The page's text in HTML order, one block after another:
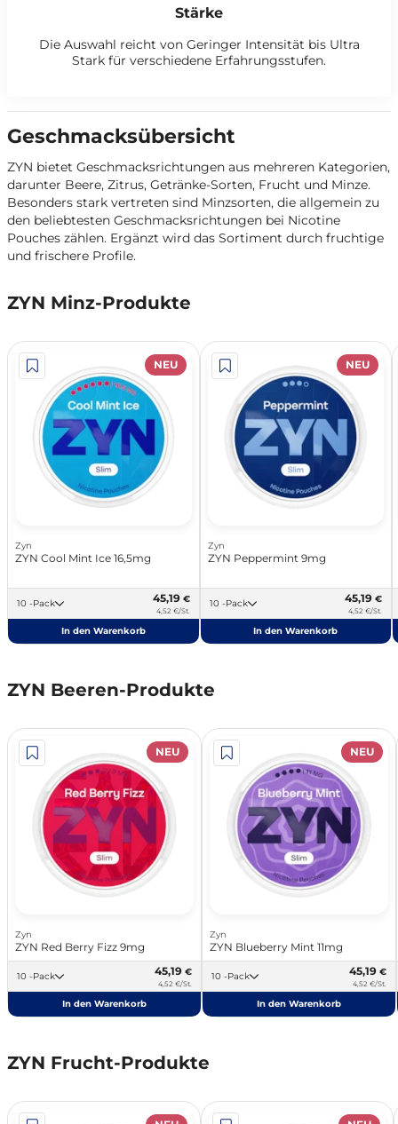
Stärke
Die Auswahl reicht von Geringer Intensität bis Ultra
Stark für verschiedene Erfahrungsstufen.
Geschmacksübersicht
ZYN bietet Geschmacksrichtungen aus mehreren Kategorien,
darunter Beere, Zitrus, Getränke-Sorten, Frucht und Minze.
Besonders stark vertreten sind Minzsorten, die allgemein zu
den beliebtesten Geschmacksrichtungen bei Nicotine
Pouches zählen. Ergänzt wird das Sortiment durch fruchtige
und frischere Profile.
ZYN Minz-Produkte
NEU
Zyn
ZYN Cool Mint Ice 16,5mg
10 -Pack 45,19 €
4,52 €/St.
In den Warenkorb
NEU
Zyn
ZYN Peppermint 9mg
10 -Pack 45,19 €
4,52 €/St.
In den Warenkorb
ZYN Beeren-Produkte
NEU
Zyn
ZYN Red Berry Fizz 9mg
10 -Pack 45,19 €
4,52 €/St.
In den Warenkorb
NEU
Zyn
ZYN Blueberry Mint 11mg
10 -Pack 45,19 €
4,52 €/St.
In den Warenkorb
ZYN Frucht-Produkte